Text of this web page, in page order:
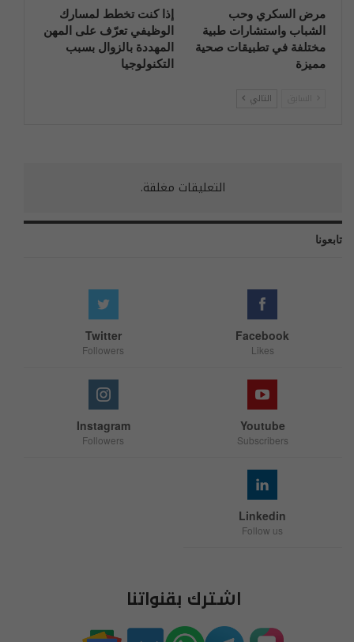
مرض السكري وحب
الشباب واستشارات طبية
مختلفة في تطبيقات صحية
مميزة
إذا كنت تخطط لمسارك
الوظيفي تعرّف على المهن
المهددة بالزوال بسبب
التكنولوجيا
التالي
التعليقات مغلقة.
تابعونا
Facebook
Likes
Twitter
Followers
Youtube
Subscribers
Instagram
Followers
Linkedin
Follow us
اشترك بقنواتنا